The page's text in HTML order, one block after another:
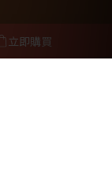
立即購買